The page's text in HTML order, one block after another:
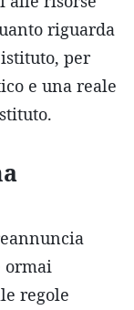
riguarda
per
e una reale
ormai
regole